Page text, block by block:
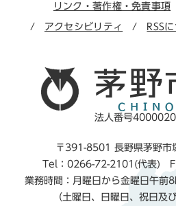
リンク・著作権・免責事項
アクセシビリティ RSS
法人番号
〒391-8501 長野県茅野市
Tel：0266-72-2101(代表)
業務時間：月曜日から金曜日午前
（土曜日、日曜日、祝日及